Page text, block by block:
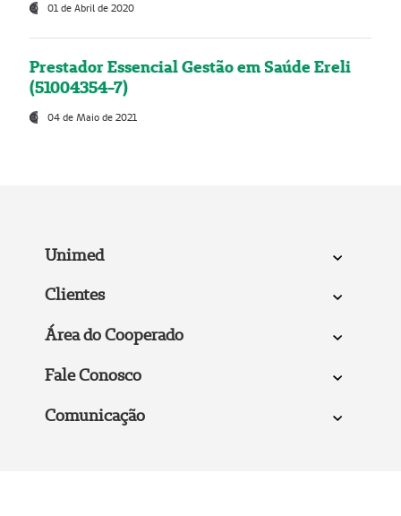
01 de Abril de 2020
Prestador Essencial Gestão em Saúde Ereli
(51004354-7)
04 de Maio de 2021
Unimed
Clientes
Área do Cooperado
Fale Conosco
Comunicação